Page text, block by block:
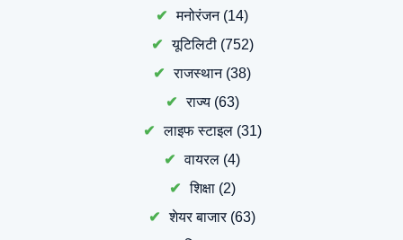
मनोरंजन(14)
यूटिलिटी(752)
राजस्थान(38)
राज्य(63)
लाइफ स्टाइल(31)
वायरल (4)
शिक्षा(2)
शेयर बाजार(63)